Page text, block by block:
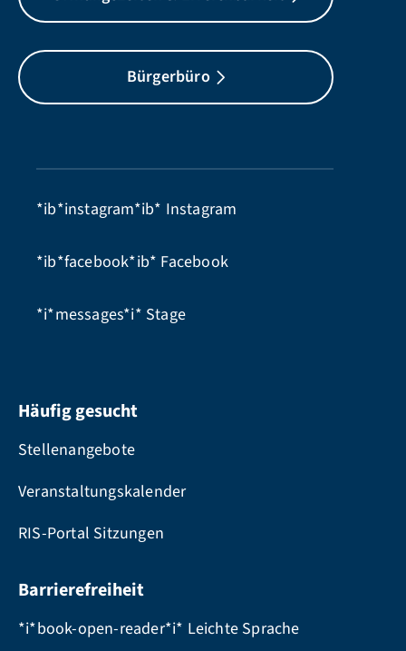
Bürgerbüro
*ib*instagram*ib* Instagram
*ib*facebook*ib* Facebook
*i*messages*i* Stage
Häufig gesucht
Stellenangebote
Veranstaltungskalender
RIS-Portal Sitzungen
Barrierefreiheit
*i*book-open-reader*i* Leichte Sprache